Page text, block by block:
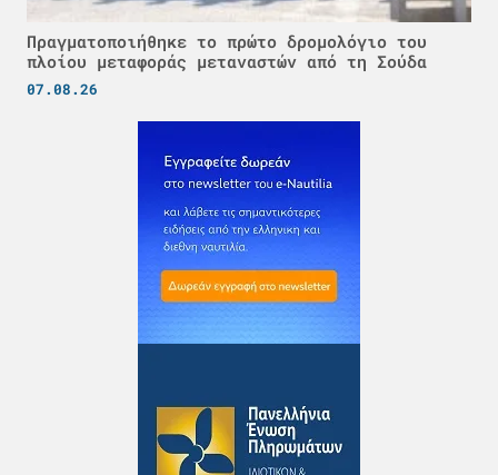
Πραγματοποιήθηκε το πρώτο δρομολόγιο του
πλοίου μεταφοράς μεταναστών από τη Σούδα
07.08.26